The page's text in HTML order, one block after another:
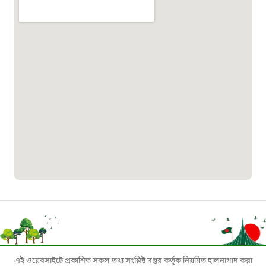
১৬১৩৫
হটলাইন
১৬৯৯৯
বিদ্যুৎ বিভাগ সেবা সংক্রান্ত হটলাইন
এই ওয়েবসাইটে প্রকাশিত সকল তথ্য সংশ্লিষ্ট দপ্তর কর্তৃক নিয়মিত হালনাগাদ করা